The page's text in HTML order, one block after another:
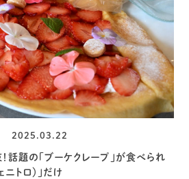
2025.03.22
！話題の「ブーケクレープ」が食べられ
トロ）」だけ